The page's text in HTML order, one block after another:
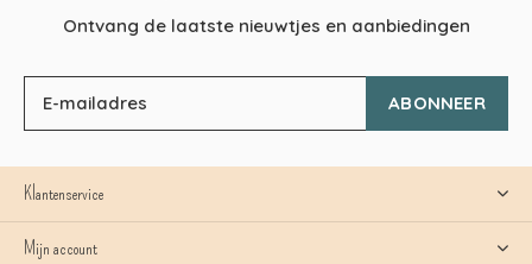
Ontvang de laatste nieuwtjes en aanbiedingen
ABONNEER
Klantenservice
Mijn account